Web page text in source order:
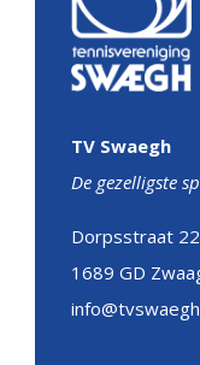
TV Swaegh
De gezelligste
Dorpsstraat
1689 GD